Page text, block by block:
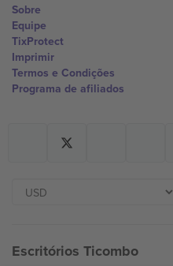
Sobre
Equipe
TixProtect
Imprimir
Termos e Condições
Programa de afiliados
Escritórios Ticombo